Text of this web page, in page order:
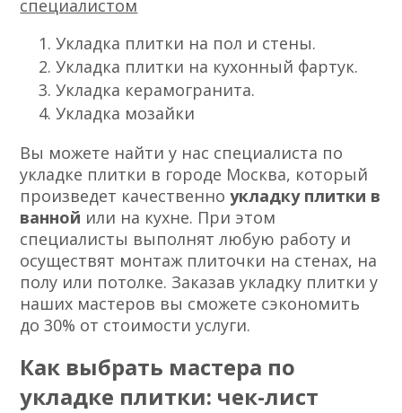
специалистом
Укладка плитки на пол и стены.
Укладка плитки на кухонный фартук.
Укладка керамогранита.
Укладка мозайки
Вы можете найти у нас специалиста по
укладке плитки в городе Москва, который
произведет качественноукладку плитки в
ванной или на кухне. При этом
специалисты выполнят любую работу и
осуществят монтаж плиточки на стенах, на
полу или потолке. Заказав укладку плитки у
наших мастеров вы сможете сэкономить
до 30% от стоимости услуги.
Как выбрать мастера по
укладке плитки: чек-лист